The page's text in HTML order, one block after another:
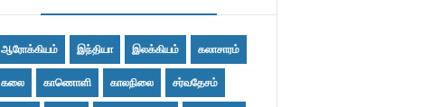
ஆரோக்கியம் இந்தியா இலக்கியம் கலாசாரம்
கலை காணொளி காலநிலை சர்வதேசம்